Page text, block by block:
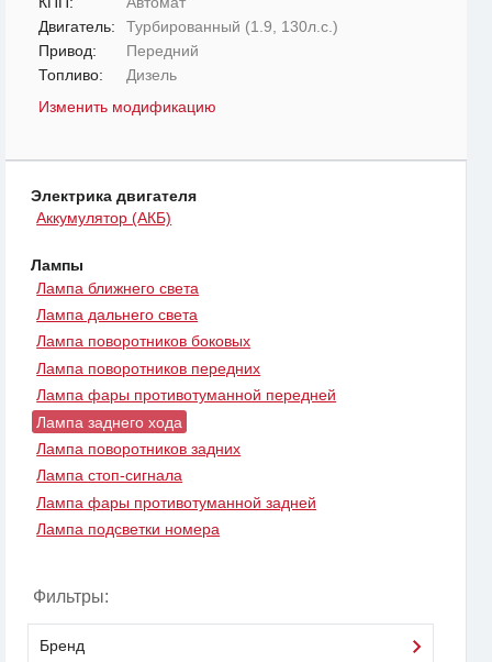
Двигатель:
Турбированный (1.9, 130л.с.)
Привод:
Передний
Топливо:
Дизель
Изменить модификацию
Электрика двигателя
Аккумулятор (АКБ)
Лампы
Лампа ближнего света
Лампа дальнего света
Лампа поворотников боковых
Лампа поворотников передних
Лампа фары противотуманной передней
Лампа заднего хода
Лампа поворотников задних
Лампа стоп-сигнала
Лампа фары противотуманной задней
Лампа подсветки номера
Фильтры:
Бренд